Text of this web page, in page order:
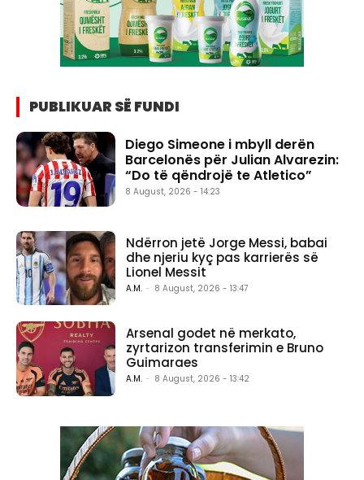
PUBLIKUAR SË FUNDI
Diego Simeone i mbyll derën
Barcelonës për Julian Alvarezin:
“Do të qëndrojë te Atletico”
8 August, 2026 - 14:23
Ndërron jetë Jorge Messi, babai
dhe njeriu kyç pas karrierës së
Lionel Messit
A.M. - 8 August, 2026 - 13:47
Arsenal godet në merkato,
zyrtarizon transferimin e Bruno
Guimaraes
A.M. - 8 August, 2026 - 13:42